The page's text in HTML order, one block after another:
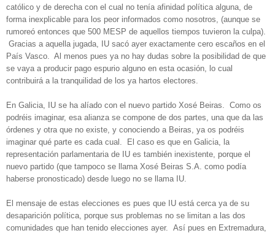
católico y de derecha con el cual no tenía afinidad política alguna, de
forma inexplicable para los peor informados como nosotros, (aunque se
rumoreó entonces que 500 MESP de aquellos tiempos tuvieron la culpa).
Gracias a aquella jugada, IU sacó ayer exactamente cero escaños en el
País Vasco. Al menos pues ya no hay dudas sobre la posibilidad de que
se vaya a producir pago espurio alguno en esta ocasión, lo cual
contribuirá a la tranquilidad de los ya hartos electores.
En Galicia, IU se ha alíado con el nuevo partido Xosé Beiras. Como os
podréis imaginar, esa alianza se compone de dos partes, una que da las
órdenes y otra que no existe, y conociendo a Beiras, ya os podréis
imaginar qué parte es cada cual. El caso es que en Galicia, la
representación parlamentaria de IU es también inexistente, porque el
nuevo partido (que tampoco se llama Xosé Beiras S.A. como podía
haberse pronosticado) desde luego no se llama IU.
El mensaje de estas elecciones es pues que IU está cerca ya de su
desaparición política, porque sus problemas no se limitan a las dos
comunidades que han tenido elecciones ayer. Así pues en Extremadura,